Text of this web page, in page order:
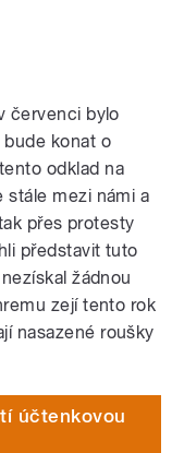
červenci bylo
konat o
odklad na
stále mezi námi a
přes protesty
představit tuto
žádnou
zejí tento rok
nasazené roušky
účtenkovou